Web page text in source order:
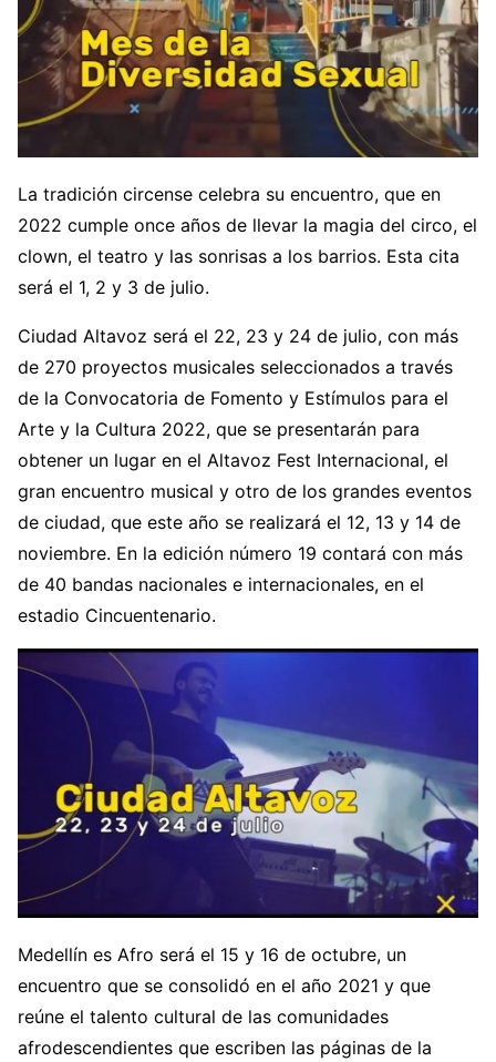
La tradición circense celebra su encuentro, que en
2022 cumple once años de llevar la magia del circo, el
clown, el teatro y las sonrisas a los barrios. Esta cita
será el 1, 2 y 3 de julio.
Ciudad Altavoz será el 22, 23 y 24 de julio, con más
de 270 proyectos musicales seleccionados a través
de la Convocatoria de Fomento y Estímulos para el
Arte y la Cultura 2022, que se presentarán para
obtener un lugar en el Altavoz Fest Internacional, el
gran encuentro musical y otro de los grandes eventos
de ciudad, que este año se realizará el 12, 13 y 14 de
noviembre. En la edición número 19 contará con más
de 40 bandas nacionales e internacionales, en el
estadio Cincuentenario.
Medellín es Afro será el 15 y 16 de octubre, un
encuentro que se consolidó en el año 2021 y que
reúne el talento cultural de las comunidades
afrodescendientes que escriben las páginas de la